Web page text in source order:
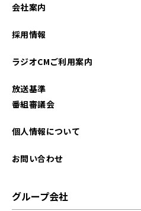
会社案内
採用情報
ラジオCMご利用案内
放送基準
番組審議会
個人情報について
お問い合わせ
グループ会社